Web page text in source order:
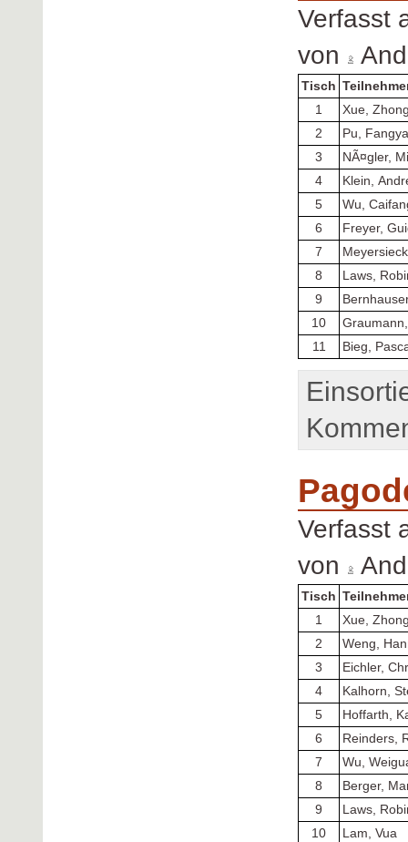
Verfasst
von
Tisch
1
Xue,
2
Pu,
3
NÃ¤gler,
4
Klein,
5
Wu,
6
Freyer,
7
8
Laws,
9
10
11
Bieg,
Verfasst
von
Tisch
1
Xue,
2
Weng,
3
Eichler,
4
Kalhorn,
5
Hoffarth,
6
Reinders,
7
Wu,
8
Berger,
9
Laws,
10
Lam, Vua